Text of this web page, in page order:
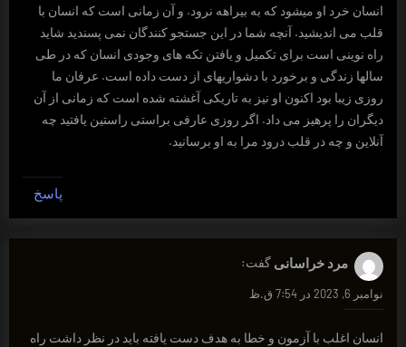
انسان خرد او میشود که به بیراهه نرود. و آن زمانی است که انسان با
قلب می اندیشید. آنچه شما در این جستجو کنندگان نمی پسندید شاید
راه نوینی است برای تکمیل و یافتن تکه های وجودی انسان که در طی
سالها زندگی و برخورد با دشواریهای از دست داده است. عرفان ما
روزی زیبا بود اکنون او نیز به تاریکی آغشته شده است که زمانی از آن
دیگران را پرهیز می داد. اگر روزی عارفی براستی راستین یافتید چه
آنلاین و چه در قلب درود مرا به او برسانید.
پاسخ
مرد خراسانی گفت:
نوامبر 6, 2023 در 7:54 ق.ظ
انسان اغلب با آزمون و خطا به هدف دست یافته باید در نظر داشت راه